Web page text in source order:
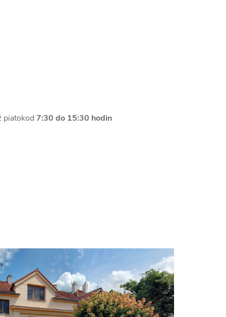
piatokod 7:30 do 15:30 hodin